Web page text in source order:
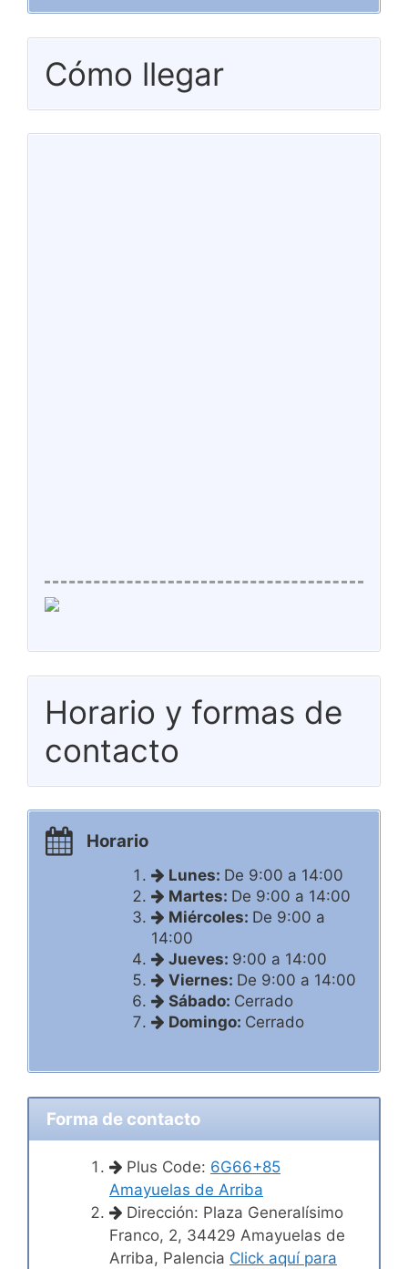
Cómo llegar
Horario y formas de
contacto
Horario
Lunes: De 9:00 a 14:00
Martes: De 9:00 a 14:00
Miércoles: De 9:00 a
14:00
Jueves: 9:00 a 14:00
Viernes: De 9:00 a 14:00
Sábado: Cerrado
Domingo: Cerrado
Forma de contacto
Plus Code: 6G66+85
Amayuelas de Arriba
Dirección: Plaza Generalísimo
Franco, 2, 34429 Amayuelas de
Arriba, Palencia Click aquí para